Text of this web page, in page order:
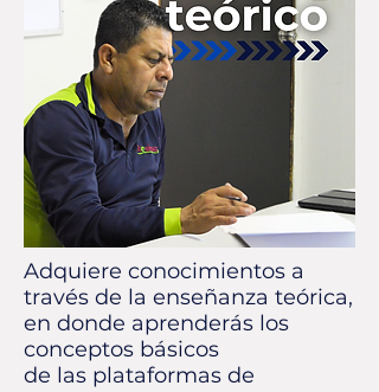
Adquiere conocimientos a
través de la enseñanza teórica,
en donde aprenderás los
conceptos básicos
de las plataformas de